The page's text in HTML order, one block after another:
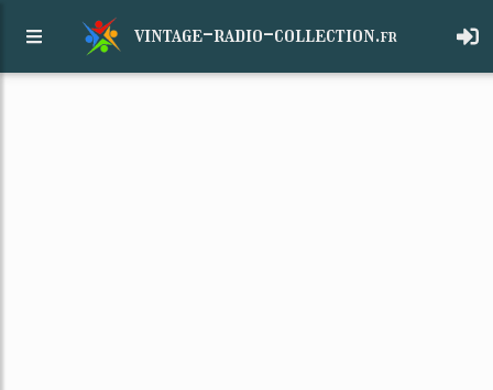
vintage-radio-collection.fr